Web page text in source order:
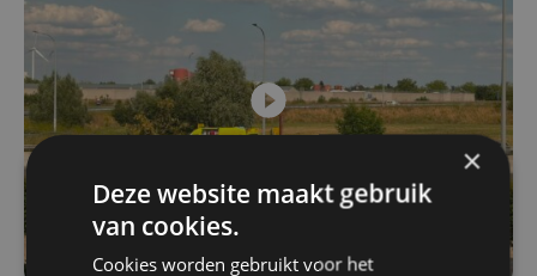
×
Deze website maakt gebruik
van cookies.
Cookies worden gebruikt voor het